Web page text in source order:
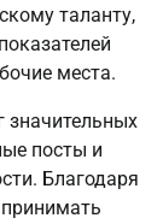
таланту,
места.
посты и
Благодаря